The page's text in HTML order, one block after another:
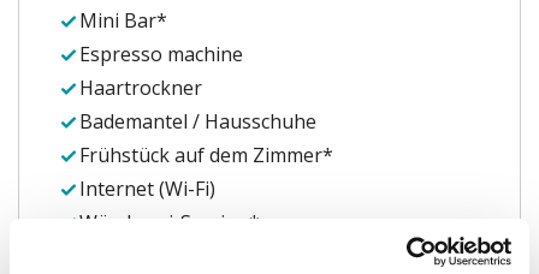
Mini Bar*
Espresso machine
Haartrockner
Bademantel / Hausschuhe
Frühstück auf dem Zimmer*
Internet (Wi-Fi)
Wäscherei-Service *